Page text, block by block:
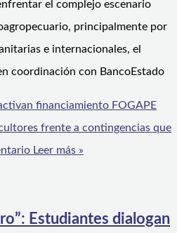
el complejo escenario
principalmente por
e internacionales, el
coordinación con BancoEstado
financiamiento FOGAPE
frente a contingencias que
Leer más »
Estudiantes dialogan